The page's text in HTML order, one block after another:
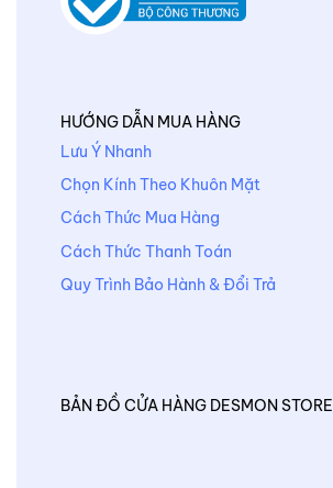
HƯỚNG DẪN MUA HÀNG
Lưu Ý Nhanh
Chọn Kính Theo Khuôn Mặt
Cách Thức Mua Hàng
Cách Thức Thanh Toán
Quy Trình Bảo Hành & Đổi Trả
BẢN ĐỒ CỬA HÀNG DESMON STORE